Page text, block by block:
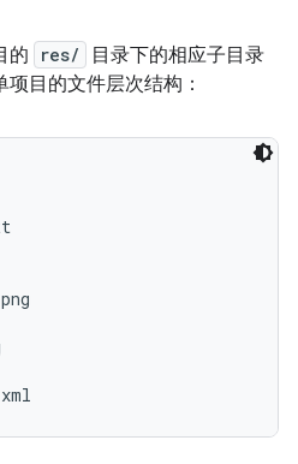
的 res/
目录下的相应子目录
目的文件层次结构：